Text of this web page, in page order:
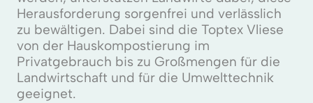
Herausforderung sorgenfrei und verlässlich
zu bewältigen. Dabei sind die Toptex Vliese
von der Hauskompostierung im
Privatgebrauch bis zu Großmengen für die
Landwirtschaft und für die Umwelttechnik
geeignet.